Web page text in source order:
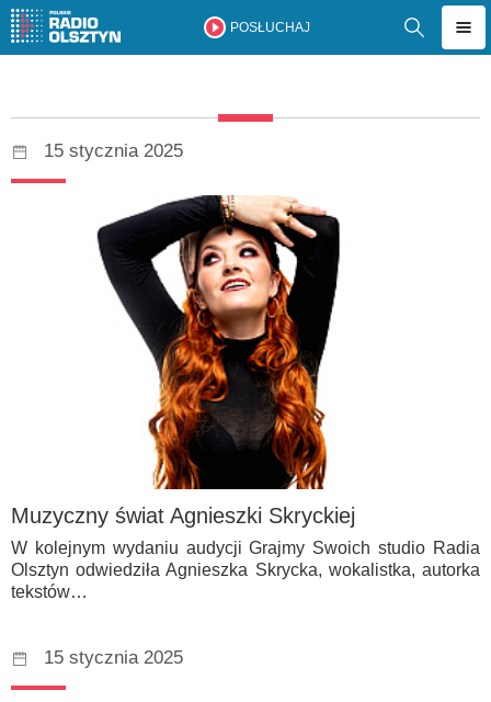
POSŁUCHAJ
15 stycznia 2025
Muzyczny świat Agnieszki Skryckiej
W kolejnym wydaniu audycji Grajmy Swoich studio Radia
Olsztyn odwiedziła Agnieszka Skrycka, wokalistka, autorka
tekstów…
15 stycznia 2025